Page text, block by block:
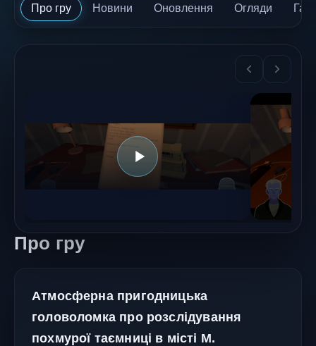
Про гру Новини Оновлення Огляди
Про гру
Атмосферна пригодницька
головоломка про розслідування
похмурої таємниці в місті М.